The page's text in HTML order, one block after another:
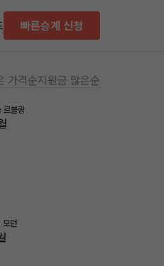
빠른승계 신청
가격순지원금 많은순
블랑
모던